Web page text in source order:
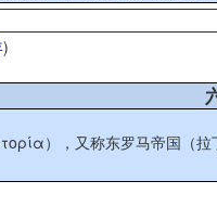
)
），又称东罗马帝国（